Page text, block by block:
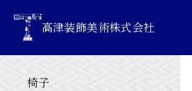
高津装飾美術株式会社
椅子